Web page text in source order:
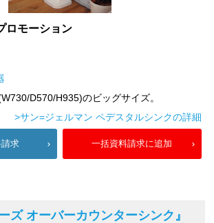
ロモーション
D570/H935)のビッグサイズ。
>サン=ジェルマン ペデスタルシンクの詳細
求 一括資料請求に追加
ズ オーバーカウンターシンク』